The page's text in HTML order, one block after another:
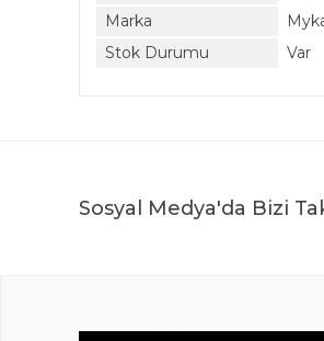
Marka
Stok Durumu
Var
Sosyal Medya'da Bizi